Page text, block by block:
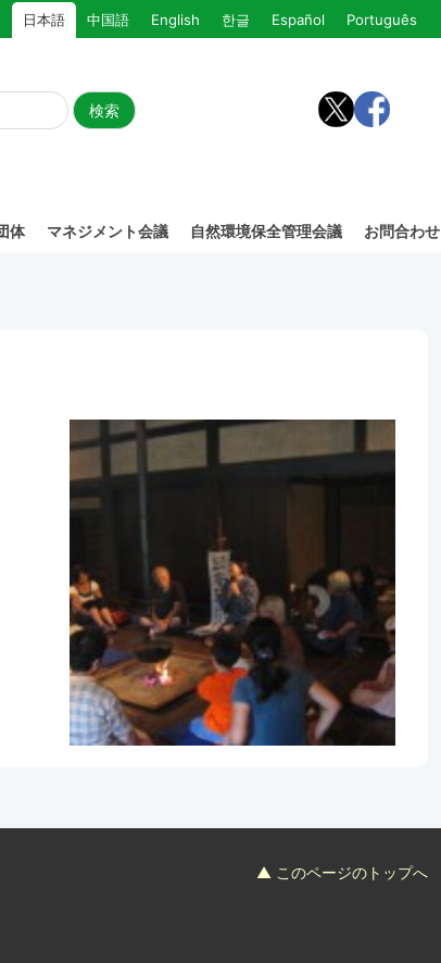
日本語 中国語 English 한글 Español Português
体 マネジメント会議 自然環境保全管理会議 お問合わせ
▲ このページのトップへ